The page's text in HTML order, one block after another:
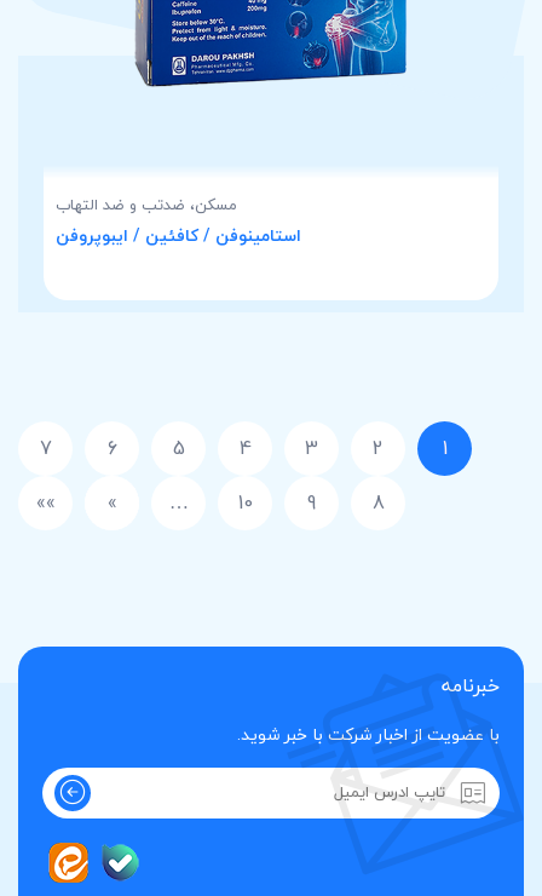
مسکن، ضدتب و ضد التهاب
استامینوفن / کافئین / ایبوپروفن
2
3
4
5
6
7
8
9
10
…
»
»»
خبرنامه
با عضویت از اخبار شرکت با خبر شوید.